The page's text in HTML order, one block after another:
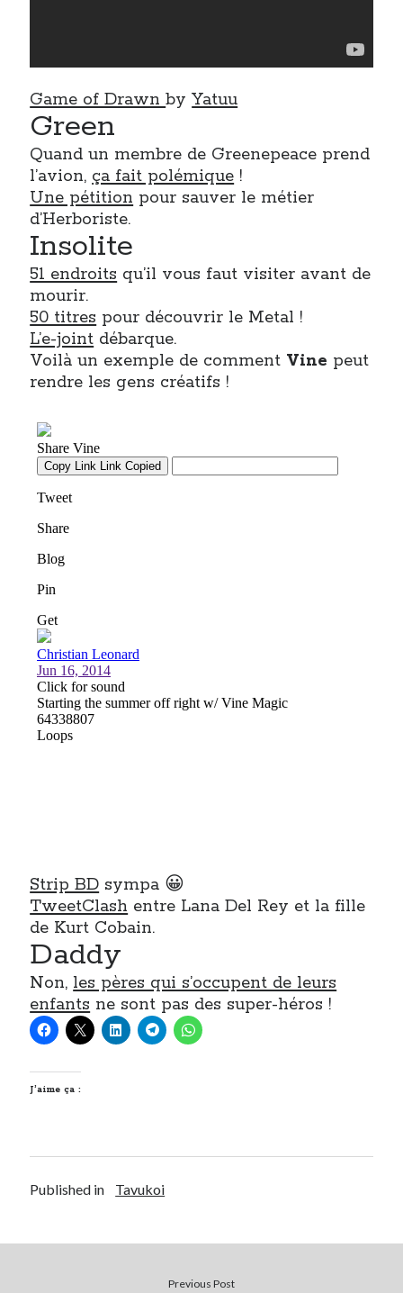
Game of DrawnbyYatuu
Green
Quand un membre de Greenepeace prend
l’avion, ça fait polémique !
Une pétition pour sauver le métier
d’Herboriste.
Insolite
51 endroits qu’il vous faut visiter avant de
mourir.
50 titres pour découvrir le Metal !
L’e-joint débarque.
Voilà un exemple de comment Vine peut
rendre les gens créatifs !
Strip BD sympa 😀
TweetClash entre Lana Del Rey et la fille
de Kurt Cobain.
Daddy
Non,les pères qui s’occupent de leurs
enfants ne sont pas des super-héros !
J’aime ça :
Published in Tavukoi
Previous Post